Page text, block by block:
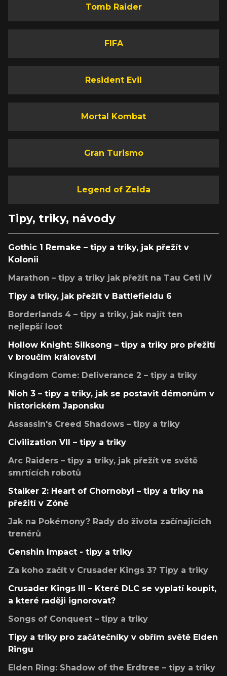
Tomb Raider
FIFA
Resident Evil
Mortal Kombat
Gran Turismo
Legend of Zelda
Tipy, triky, návody
Gothic 1 Remake – tipy a triky, jak přežít v
Kolonii
Marathon – tipy a triky jak přežít na Tau Ceti IV
Tipy a triky, jak přežít v Battlefieldu 6
Borderlands 4 – tipy a triky, jak najít ten
nejlepší loot
Hollow Knight: Silksong – tipy a triky pro přežití
v broučím království
Kingdom Come: Deliverance 2 – tipy a triky
Nioh 3 – tipy a triky, jak se postavit démonům v
historickém Japonsku
Assassin's Creed Shadows – tipy a triky
Civilization VII – tipy a triky
Arc Raiders – tipy a triky, jak přežít ve světě
smrtících robotů
Stalker 2: Heart of Chornobyl – tipy a triky na
přežití v Zóně
Jak na Pokémony? Rady do života začínajících
trenérů
Genshin Impact - tipy a triky
Za koho začít v Crusader Kings 3? Tipy a triky
Crusader Kings III – Které DLC se vyplatí koupit,
a které raději ignorovat?
Songs of Conquest – tipy a triky
Tipy a triky pro začátečníky v obřím světě Elden
Ringu
Elden Ring: Shadow of the Erdtree – tipy a triky